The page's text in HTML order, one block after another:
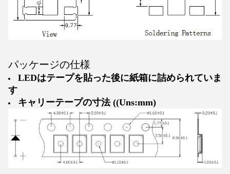
パッケージの仕様
LEDはテープを貼った後に紙箱に詰められていま
す
キャリーテープの寸法 ((Uns:mm)